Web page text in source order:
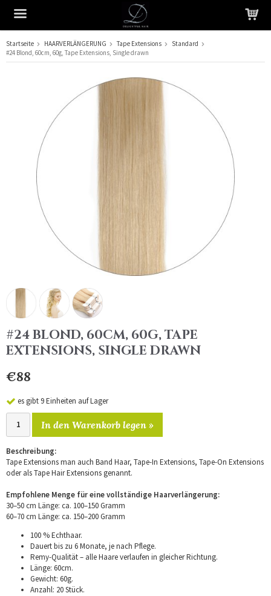
Das Produkt wurde in Ihren Warenkorb gelegt
Startseite HAARVERLÄNGERUNG Tape Extensions
Standard
#24 Blond, 60cm, 60g, Tape Extensions, Single drawn
#24 BLOND, 60CM, 60G, TAPE
EXTENSIONS, SINGLE DRAWN
€88
es gibt 9 Einheiten auf Lager
In den Warenkorb legen »
Beschreibung:
Tape Extensions man auch Band Haar, Tape-In Extensions, Tape-On Extensions
oder als Tape Hair Extensions genannt.
Empfohlene Menge für eine vollständige Haarverlängerung:
30–50 cm Länge: ca. 100–150 Gramm
60–70 cm Länge: ca. 150–200 Gramm
100 % Echthaar.
Dauert bis zu 6 Monate, je nach Pflege.
Remy-Qualität – alle Haare verlaufen in gleicher Richtung.
Länge: 60cm.
Gewicht: 60g.
Anzahl: 20 Stück.